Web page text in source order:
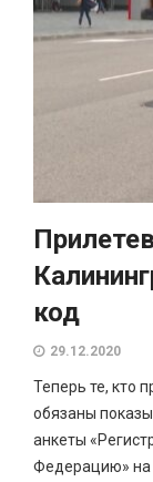
код
29.12.2020
Теперь те, кто
обязаны
анкеты
Федерацию» на